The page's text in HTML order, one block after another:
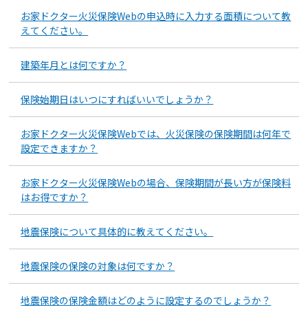
お家ドクター火災保険Webの申込時に入力する面積について教
えてください。
建築年月とは何ですか？
保険始期日はいつにすればいいでしょうか？
お家ドクター火災保険Webでは、火災保険の保険期間は何年で
設定できますか？
お家ドクター火災保険Webの場合、保険期間が長い方が保険料
はお得ですか？
地震保険について具体的に教えてください。
地震保険の保険の対象は何ですか？
地震保険の保険金額はどのように設定するのでしょうか？